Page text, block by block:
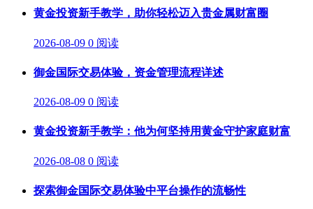
黄金投资新手教学，助你轻松迈入贵金属财富圈
2026-08-09 0 阅读
御金国际交易体验，资金管理流程详述
2026-08-09 0 阅读
黄金投资新手教学：他为何坚持用黄金守护家庭财富
2026-08-08 0 阅读
探索御金国际交易体验中平台操作的流畅性